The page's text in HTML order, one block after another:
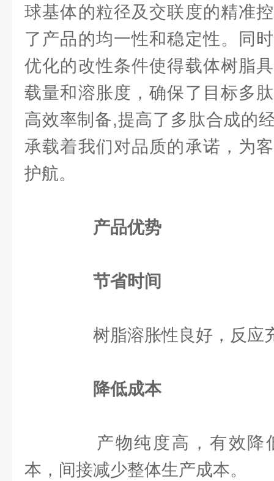
球基体的粒径及交联度的精准
了产品的均一性和稳定性。同
优化的改性条件使得载体树脂
载量和溶胀度，确保了目标多
高效率制备,提高了多肽合成的
承载着我们对品质的承诺，为
护航。
产品优势
节省时间
树脂溶胀性良好，反应
降低成本
产物纯度高，有效降
本，间接减少整体生产成本。